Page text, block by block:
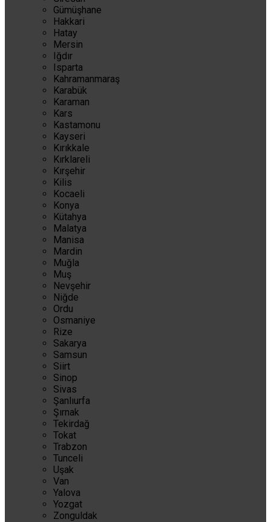
Gümüşhane
Hakkari
Hatay
Mersin
Iğdır
Isparta
Kahramanmaraş
Karabük
Karaman
Kars
Kastamonu
Kayseri
Kırıkkale
Kırklareli
Kırşehir
Kilis
Kocaeli
Konya
Kütahya
Malatya
Manisa
Mardin
Muğla
Muş
Nevşehir
Niğde
Ordu
Osmaniye
Rize
Sakarya
Samsun
Siirt
Sinop
Sivas
Şanlıurfa
Şırnak
Tekirdağ
Tokat
Trabzon
Tunceli
Uşak
Van
Yalova
Yozgat
Zonguldak